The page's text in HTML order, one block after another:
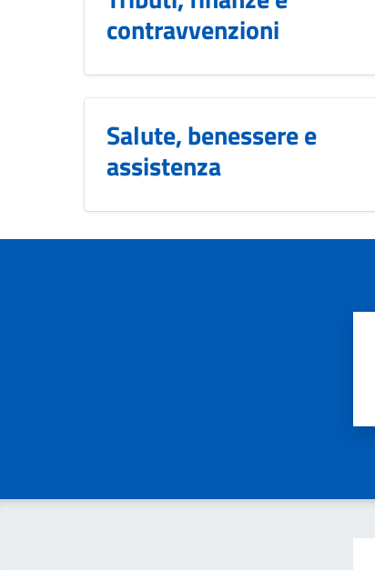
contravvenzioni
Salute, benessere e
assistenza